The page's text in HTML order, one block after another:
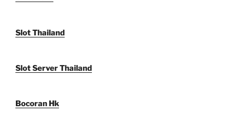
Slot Thailand
Slot Server Thailand
Bocoran Hk